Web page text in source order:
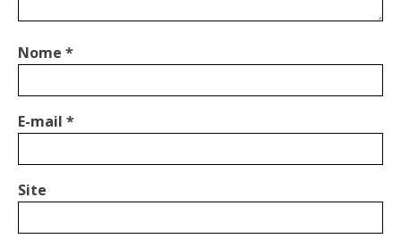
Nome *
E-mail *
Site